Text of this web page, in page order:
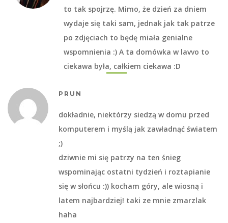
to tak spojrzę. Mimo, że dzień za dniem
wydaje się taki sam, jednak jak tak patrze
po zdjęciach to będę miała genialne
wspomnienia :) A ta domówka w lavvo to
ciekawa była, całkiem ciekawa :D
PRUN
dokładnie, niektórzy siedzą w domu przed
komputerem i myślą jak zawładnąć światem
;)
dziwnie mi się patrzy na ten śnieg
wspominając ostatni tydzień i roztapianie
się w słońcu :)) kocham góry, ale wiosną i
latem najbardziej! taki ze mnie zmarzlak
haha